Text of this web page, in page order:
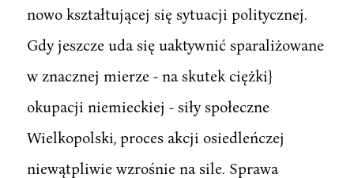
nowo kształtującej się sytuacji politycznej.
Gdy jeszcze uda się uaktywnić sparaliżowane
w znacznej mierze - na skutek ciężki}
okupacji niemieckiej - siły społeczne
Wielkopolski, proces akcji osiedleńczej
niewątpliwie wzrośnie na sile. Sprawa